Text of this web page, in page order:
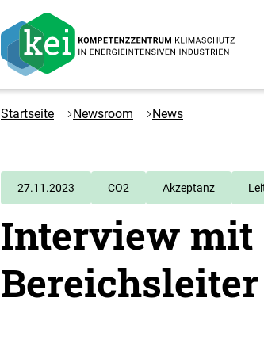
Klimaschutz
Startseite
Startseite Newsroom News
27.11.2023 CO2 Akzeptanz
Interview mit